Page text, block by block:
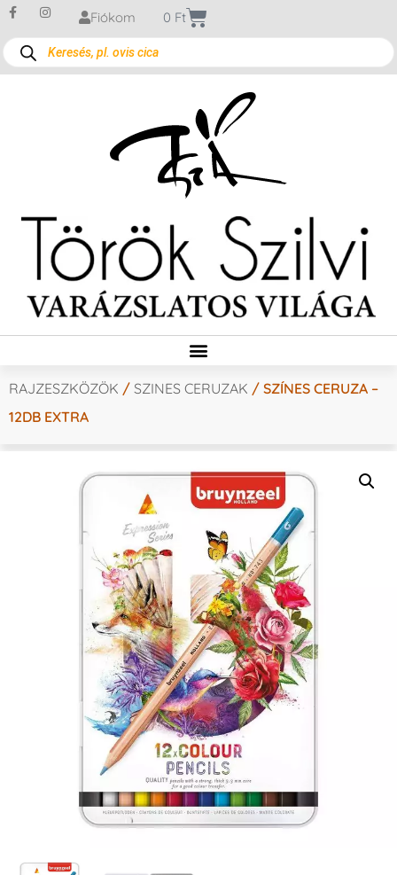
Fiókom 0 Ft
RAJZESZKÖZÖK / SZINES CERUZAK / SZÍNES CERUZA –
12DB EXTRA